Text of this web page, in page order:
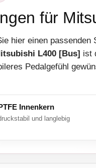
für
hier einen
L400 [Bus] ist
Pedalgefühl
PTFE Innenkern
und langlebig